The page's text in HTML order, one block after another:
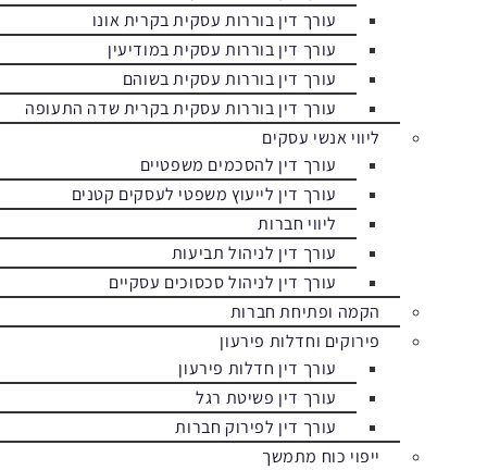
עורך דין בוררות עסקית בקרית אונו
עורך דין בוררות עסקית במודיעין
עורך דין בוררות עסקית בשוהם
עורך דין בוררות עסקית בקרית שדה התעופה
ליווי אנשי עסקים
עורך דין להסכמים משפטיים
עורך דין לייעוץ משפטי לעסקים קטנים
ליווי חברות
עורך דין לניהול תביעות
עורך דין לניהול סכסוכים עסקיים
הקמה ופתיחת חברות
פירוקים וחדלות פירעון
עורך דין חדלות פירעון
עורך דין פשיטת רגל
עורך דין לפירוק חברות
ייפוי כוח מתמשך